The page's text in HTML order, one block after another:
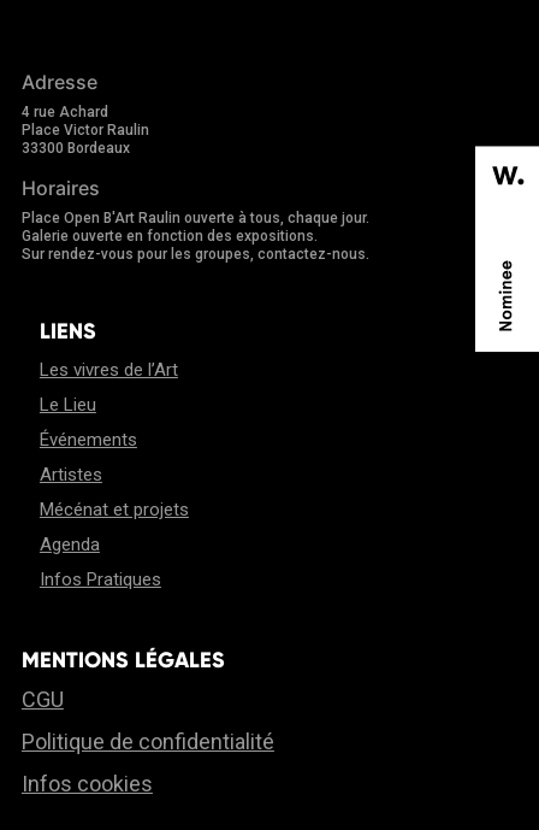
Adresse
4 rue Achard
Place Victor Raulin
33300 Bordeaux
Horaires
Place Open B'Art Raulin ouverte à tous, chaque jour.
Galerie ouverte en fonction des expositions.
Sur rendez-vous pour les groupes, contactez-nous.
LIENS
Les vivres de l’Art
Le Lieu
Événements
Artistes
Mécénat et projets
Agenda
Infos Pratiques
MENTIONS LÉGALES
CGU
Politique de confidentialité
Infos cookies